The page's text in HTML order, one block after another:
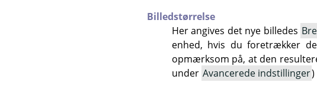
Billedstørrelse
Her angives det nye billedes
enhed, hvis du foretrækker
opmærksom på, at den
under Avancerede indstillinger